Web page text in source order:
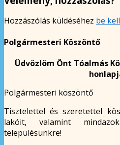
Hozzászólás küldéséhez be
Polgármesteri Köszöntő
Üdvözlöm Önt Tóalmás
Polgármesteri köszöntő
Tisztelettel és szeretettel
lakóit, valamint
településünkre!